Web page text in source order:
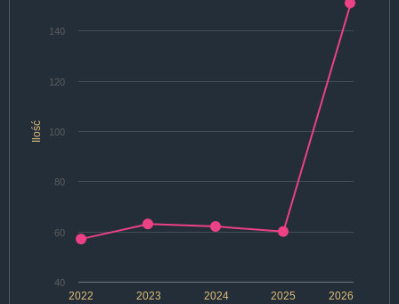
Ilość
2022 2024 2026
2023 2025
40
60
80
100
120
140